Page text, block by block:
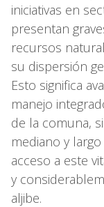
iniciativas en
presentan
recursos
su dispersión
Esto significa
manejo
de la comuna,
mediano y
acceso a este
y
aljibe.